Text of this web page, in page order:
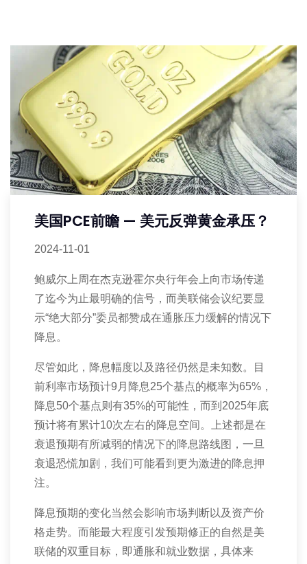
美国PCE前瞻 — 美元反弹黄金承压？
2024-11-01
鲍威尔上周在杰克逊霍尔央行年会上向市场传递
了迄今为止最明确的信号，而美联储会议纪要显
示“绝大部分”委员都赞成在通胀压力缓解的情况下
降息。
尽管如此，降息幅度以及路径仍然是未知数。目
前利率市场预计9 月降息25个基点的概率为65% ，
降息50个基点则有35%的可能性，而到 2025年底
预计将有累计10次左右的降息空间。上述都是在
衰退预期有所减弱的情况下的降息路线图，一旦
衰退恐慌加剧，我们可能看到更为激进的降息押
注。
降息预期的变化当然会影响市场判断以及资产价
格走势。而能最大程度引发预期修正的自然是美
联储的双重目标，即通胀和就业数据，具体来